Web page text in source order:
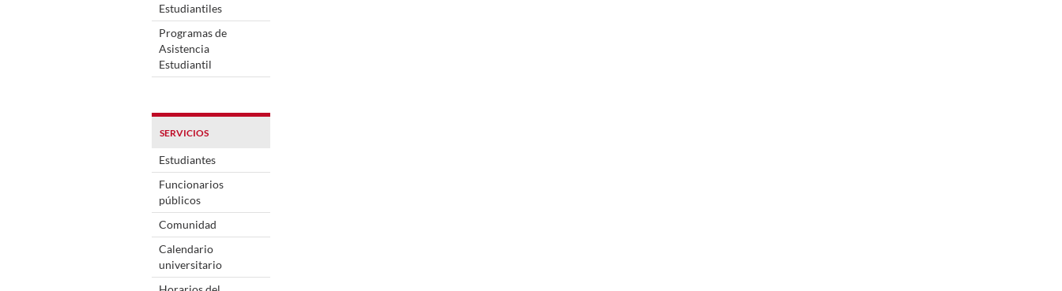
Estudiantiles
Programas de
Asistencia
Estudiantil
SERVICIOS
Estudiantes
Funcionarios
públicos
Comunidad
Calendario
universitario